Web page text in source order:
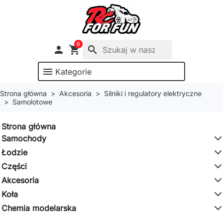
 shopping_cart
0
search
menu Kategorie
Strona główna Akcesoria
Silniki i regulatory elektryczne
Samolotowe
Strona główna
Samochody
Łodzie
Części
Akcesoria
Koła
Chemia modelarska